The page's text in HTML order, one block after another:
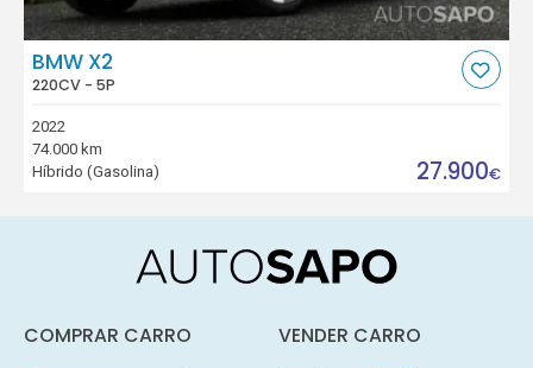
BMW X2
220CV - 5P
2022
74.000 km
Híbrido (Gasolina)
27.900€
COMPRAR CARRO VENDER CARRO